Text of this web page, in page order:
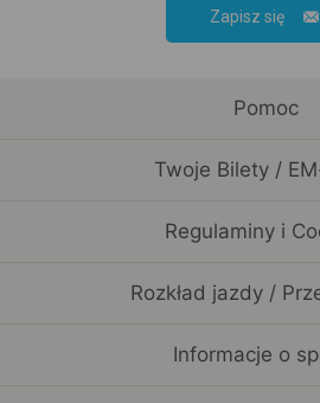
Zapisz się
Pomoc
Twoje Bilety /
Regulaminy i
Rozkład jazdy /
Informacje o